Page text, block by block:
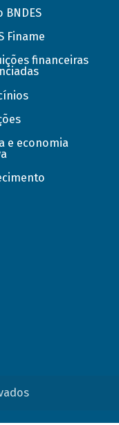
BNDES
Finame
financeiras
e economia